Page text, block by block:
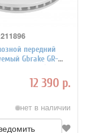
211896
передний
Gbrake GR-
AUDI Q7 4M (аналог
12 390 р.
нет в наличии